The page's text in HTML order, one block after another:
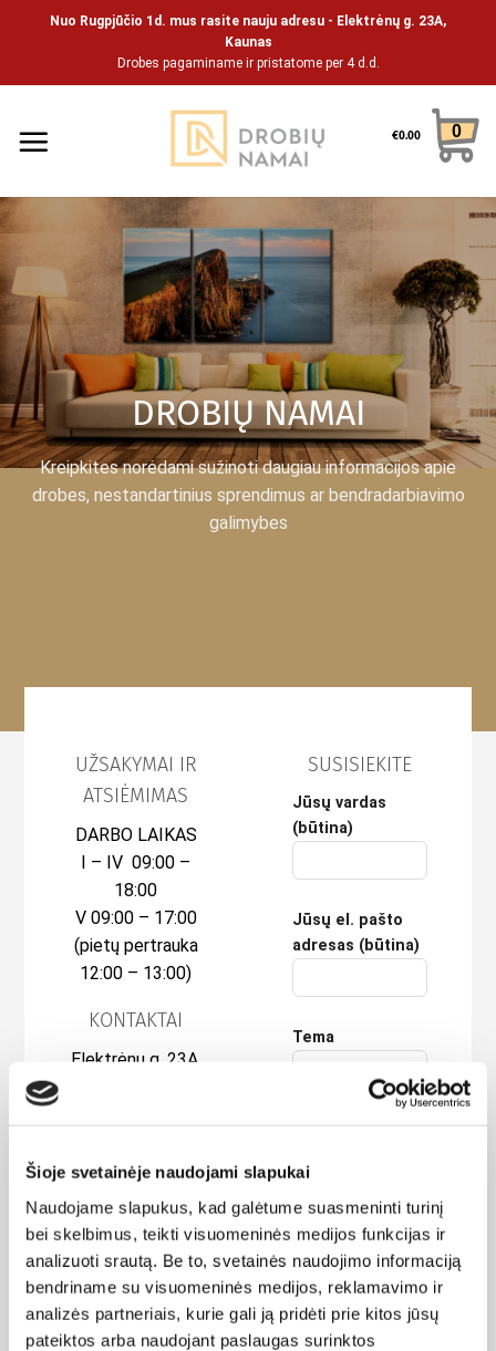
Šioje svetainėje naudojami slapukai
Naudojame slapukus, kad galėtume suasmeninti turinį
bei skelbimus, teikti visuomeninės medijos funkcijas ir
analizuoti srautą. Be to, svetainės naudojimo informaciją
bendriname su visuomeninės medijos, reklamavimo ir
analizės partneriais, kurie gali ją pridėti prie kitos jūsų
pateiktos arba naudojant paslaugas surinktos
Nuo Rugpjūčio 1d. mus rasite nauju adresu - Elektrėnų g. 23A,
Kaunas
Drobes pagaminame ir pristatome per 4 d.d.
€0.00 0
DROBIŲ NAMAI
Kreipkites norėdami sužinoti daugiau informacijos apie
drobes, nestandartinius sprendimus ar bendradarbiavimo
galimybes
UŽSAKYMAI IR
ATSIĖMIMAS
DARBO LAIKAS
I – IV 09:00 –
18:00
V 09:00 – 17:00
(pietų pertrauka
12:00 – 13:00)
KONTAKTAI
Elektrėnų g. 23A,
630 30422
El.paštas:
labas@drobiunamai.lt
UAB „Adreklama”
Įmonės kodas:
305243094
SUSISIEKITE
Jūsų vardas
(būtina)
Jūsų el. pašto
adresas (būtina)
Tema
Jūsų žinutė